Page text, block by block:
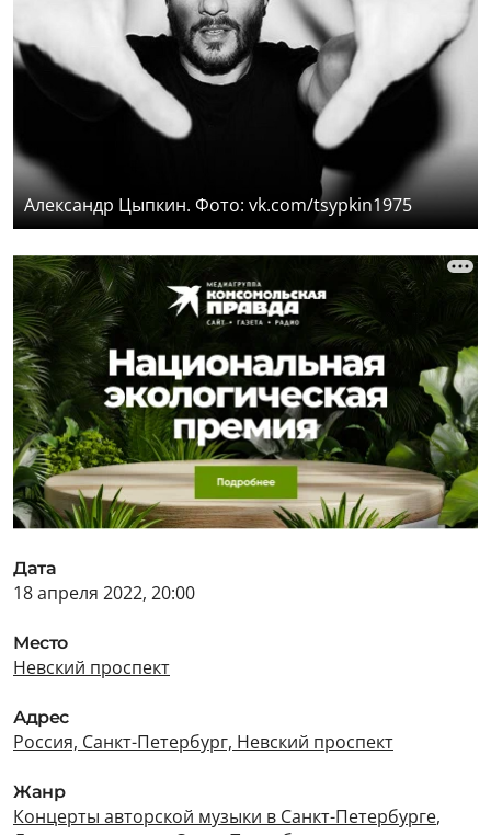
Александр Цыпкин. Фото: vk.com/tsypkin1975
Дата
18 апреля 2022, 20:00
Место
Невский проспект
Адрес
Россия, Санкт-Петербург, Невский проспект
Жанр
Концерты авторской музыки в Санкт-Петербурге,